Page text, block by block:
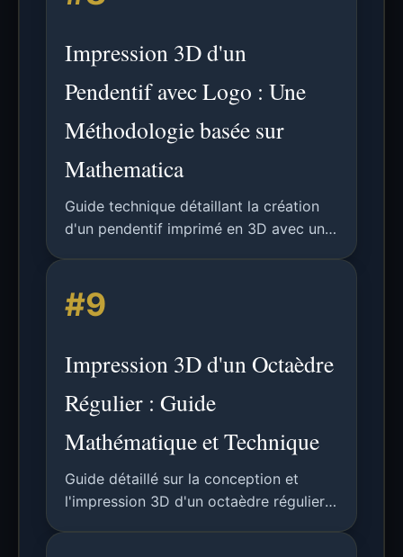
Impression 3D d'un
Pendentif avec Logo : Une
Méthodologie basée sur
Mathematica
Guide technique détaillant la création
d'un pendentif imprimé en 3D avec un
et la génération de fichier STL.
#9
Impression 3D d'un Octaèdre
Régulier : Guide
Mathématique et Technique
Guide détaillé sur la conception et
l'impression 3D d'un octaèdre régulier à